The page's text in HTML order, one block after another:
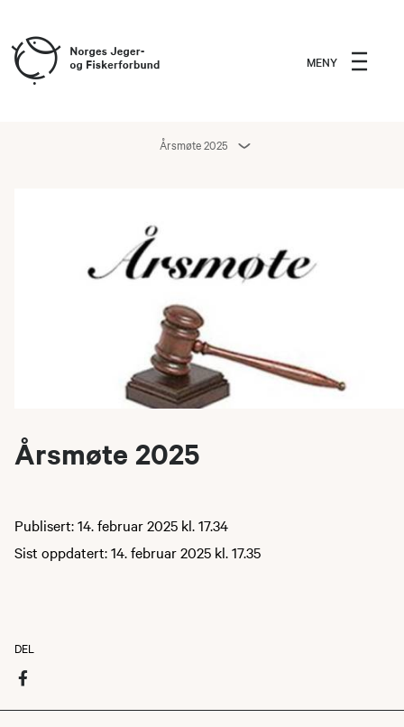
MENY
Årsmøte 2025
Årsmøte 2025
Publisert: 14. februar 2025 kl. 17.34
Sist oppdatert: 14. februar 2025 kl. 17.35
DEL